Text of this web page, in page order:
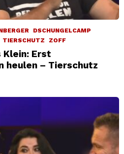
DSCHUNGELCAMP
TIERSCHUTZ ZOFF
Klein: Erst
heulen – Tierschutz